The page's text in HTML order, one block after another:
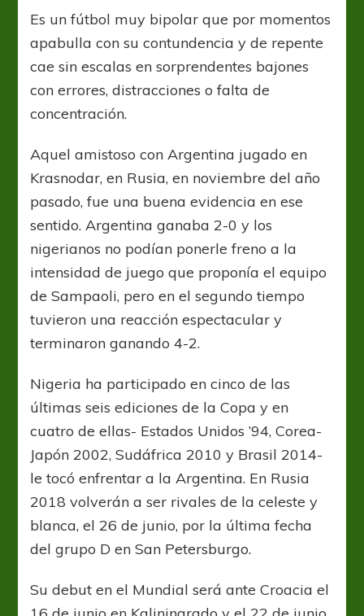
Es un fútbol muy bipolar que por momentos
apabulla con su contundencia y de repente
cae sin escalas en sorprendentes bajones
con errores, distracciones o falta de
concentración.
Aquel amistoso con Argentina jugado en
Krasnodar, en Rusia, en noviembre del año
pasado, fue una buena evidencia en ese
sentido. Argentina ganaba 2-0 y los
nigerianos no podían ponerle freno a la
intensidad de juego que proponía el equipo
de Sampaoli, pero en el segundo tiempo
tuvieron una reacción espectacular y
terminaron ganando 4-2.
Nigeria ha participado en cinco de las
últimas seis ediciones de la Copa y en
cuatro de ellas- Estados Unidos ’94, Corea-
Japón 2002, Sudáfrica 2010 y Brasil 2014-
le tocó enfrentar a la Argentina. En Rusia
2018 volverán a ser rivales de la celeste y
blanca, el 26 de junio, por la última fecha
del grupo D en San Petersburgo.
Su debut en el Mundial será ante Croacia el